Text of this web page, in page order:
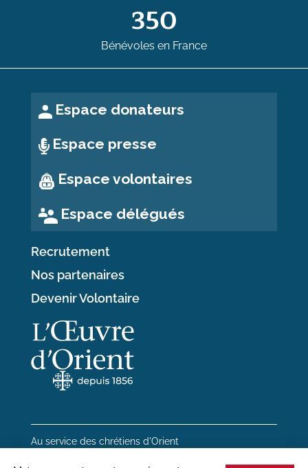
350
Bénévoles en France
Espace donateurs
Espace presse
Espace volontaires
Espace délégués
Recrutement
Nos partenaires
Devenir Volontaire
Au service des chrétiens d'Orient